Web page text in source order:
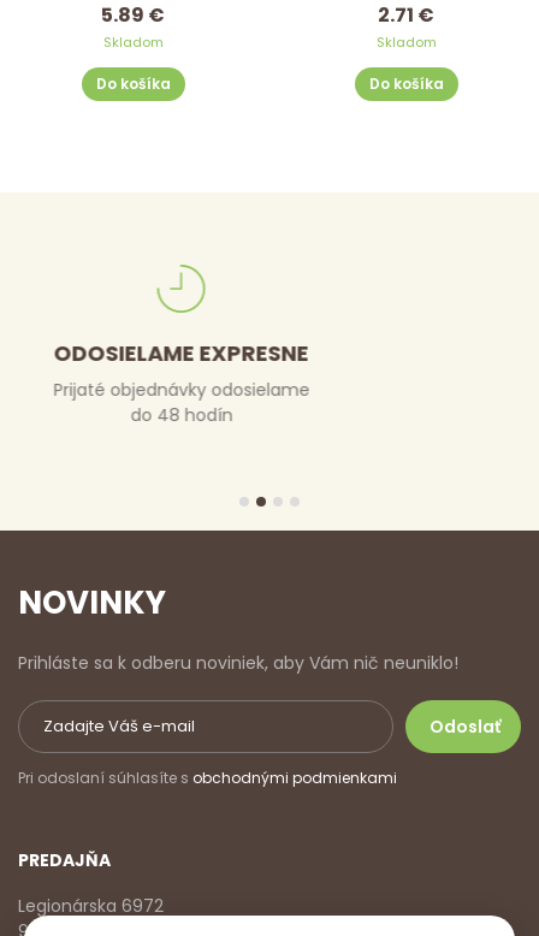
5.89 €
Skladom
Do košíka
2.71 €
Skladom
Do košíka
DORUČENIE ZDARMA
Pri nákupe nad 50 €
je poštovné zdarma
NOVINKY
Prihláste sa k odberu noviniek, aby Vám nič neuniklo!
Pri odoslaní súhlasíte s obchodnými podmienkami
PREDAJŇA
Legionárska 6972